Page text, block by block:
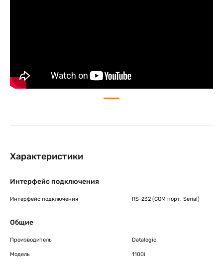
ускорить операции и рационализировать поддержку,
постоянно проводимую на всем предприятии.
Характеристики
Интерфейс подключения
Интерфейс подключения RS-232 (COM порт, Serial)
Общие
Производитель Datalogic
Модель 1100i